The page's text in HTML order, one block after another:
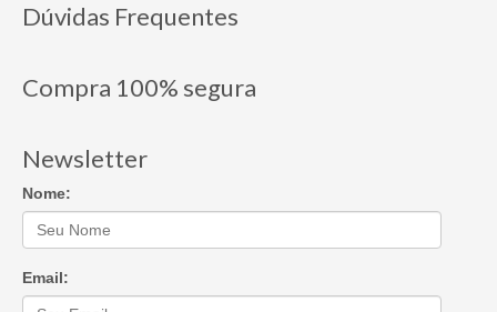
Dúvidas Frequentes
Compra 100% segura
Newsletter
Nome:
Email: